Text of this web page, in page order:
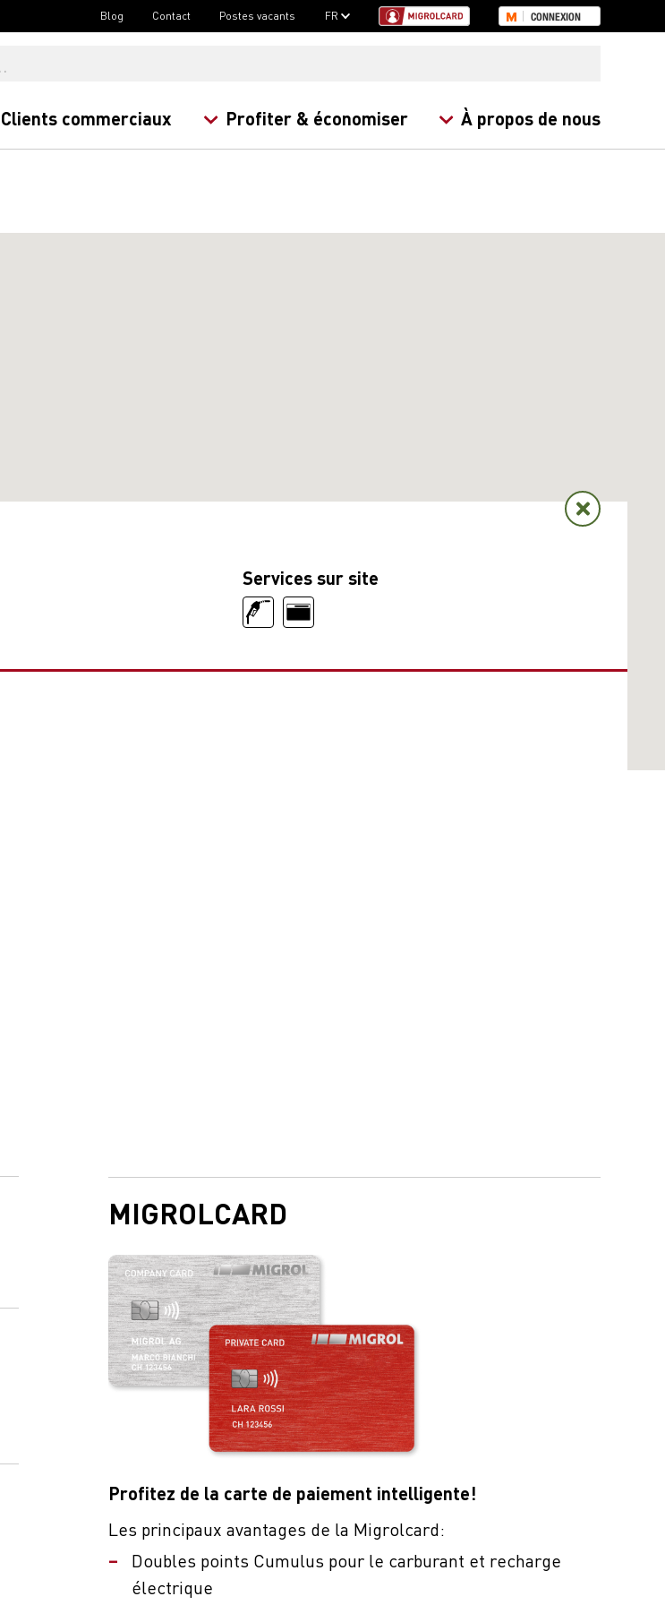
Blog Contact Postes vacants FR CONNEXION
Clients commerciaux Profiter & économiser À propos de nous
Services sur site
MIGROLCARD
Profitez de la carte de paiement intelligente!
Les principaux avantages de la Migrolcard:
Doubles points Cumulus pour le carburant et recharge
électrique